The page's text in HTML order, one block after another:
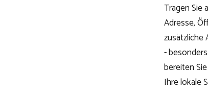
Tragen Sie
Adresse,
zusätzliche
-
bereiten
Ihre lokale